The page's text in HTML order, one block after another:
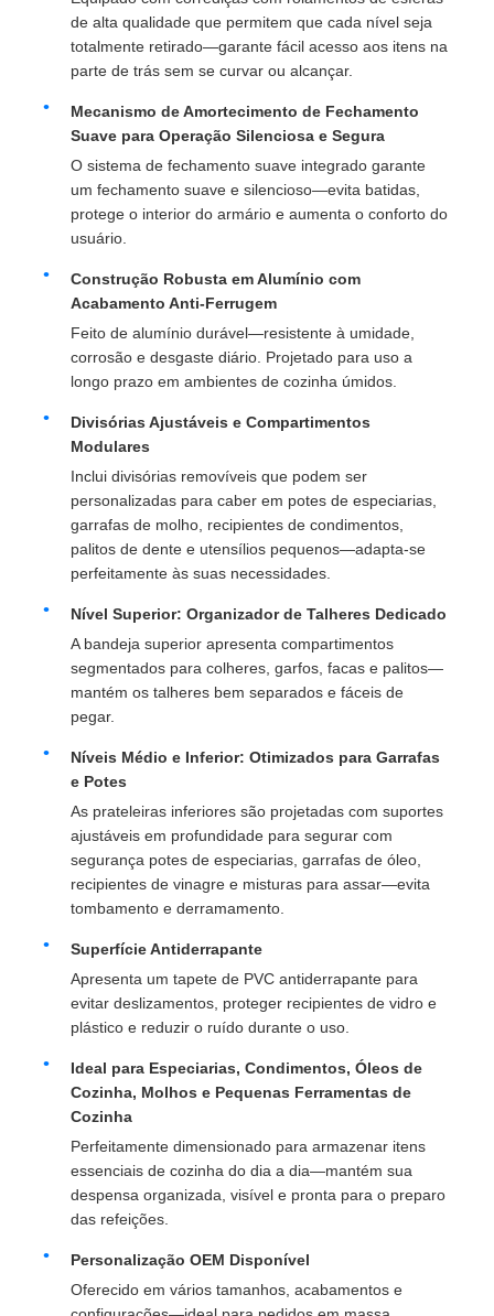
Casa
Quem Somos
Fábrica
Fale Conosco
Todos os casos
Dobradiça de porta do armário
Corrediça da Gaveta
solução de armazenamento de cozinha
Organização do armário
Armazém de apoio pendente
Acessórios para abafios
acessórios de armários
Laveira e torneira
de alta qualidade que permitem que cada nível seja
totalmente retirado—garante fácil acesso aos itens na
parte de trás sem se curvar ou alcançar.
Mecanismo de Amortecimento de Fechamento
Suave para Operação Silenciosa e Segura
O sistema de fechamento suave integrado garante
um fechamento suave e silencioso—evita batidas,
protege o interior do armário e aumenta o conforto do
usuário.
Construção Robusta em Alumínio com
Acabamento Anti-Ferrugem
Feito de alumínio durável—resistente à umidade,
corrosão e desgaste diário. Projetado para uso a
longo prazo em ambientes de cozinha úmidos.
Divisórias Ajustáveis e Compartimentos
Modulares
Inclui divisórias removíveis que podem ser
personalizadas para caber em potes de especiarias,
garrafas de molho, recipientes de condimentos,
palitos de dente e utensílios pequenos—adapta-se
perfeitamente às suas necessidades.
Nível Superior: Organizador de Talheres Dedicado
A bandeja superior apresenta compartimentos
segmentados para colheres, garfos, facas e palitos—
mantém os talheres bem separados e fáceis de
pegar.
Níveis Médio e Inferior: Otimizados para Garrafas
e Potes
As prateleiras inferiores são projetadas com suportes
ajustáveis em profundidade para segurar com
segurança potes de especiarias, garrafas de óleo,
recipientes de vinagre e misturas para assar—evita
tombamento e derramamento.
Superfície Antiderrapante
Apresenta um tapete de PVC antiderrapante para
evitar deslizamentos, proteger recipientes de vidro e
plástico e reduzir o ruído durante o uso.
Ideal para Especiarias, Condimentos, Óleos de
Cozinha, Molhos e Pequenas Ferramentas de
Cozinha
Perfeitamente dimensionado para armazenar itens
essenciais de cozinha do dia a dia—mantém sua
despensa organizada, visível e pronta para o preparo
das refeições.
Personalização OEM Disponível
Oferecido em vários tamanhos, acabamentos e